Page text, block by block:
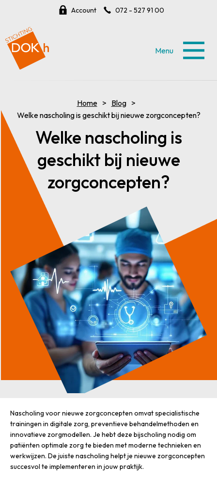
Account 072 - 527 91 00
Menu
Home
Blog
Welke nascholing is geschikt bij nieuwe zorgconcepten?
Welke nascholing is
geschikt bij nieuwe
zorgconcepten?
Nascholing voor nieuwe zorgconcepten omvat specialistische
trainingen in digitale zorg, preventieve behandelmethoden en
innovatieve zorgmodellen. Je hebt deze bijscholing nodig om
patiënten optimale zorg te bieden met moderne technieken en
werkwijzen. De juiste nascholing helpt je nieuwe zorgconcepten
succesvol te implementeren in jouw praktijk.